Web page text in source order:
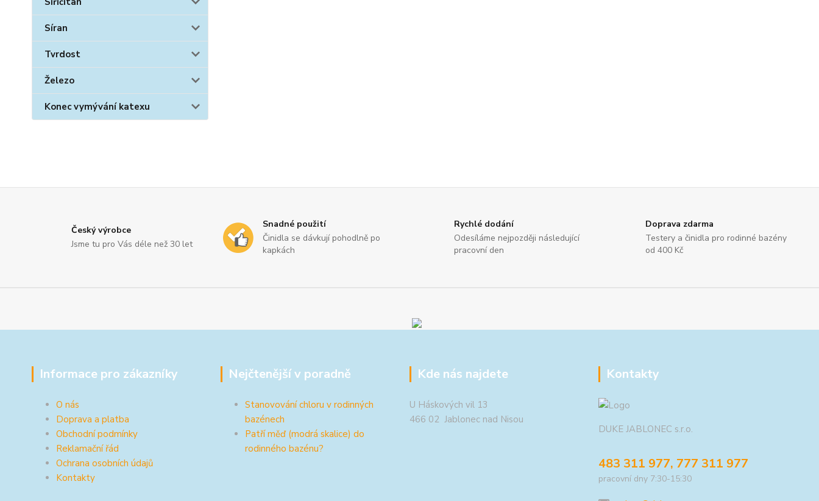
Síran
Tvrdost
Železo
Konec vymývání katexu
Český výrobce
Jsme tu pro Vás déle než 30 let
Snadné použití
Činidla se dávkují pohodlně po
kapkách
Rychlé dodání
Odesíláme nejpozději následující
pracovní den
Doprava zdarma
Testery a činidla pro rodinné bazény
od 400 Kč
Informace pro zákazníky
O nás
Doprava a platba
Obchodní podmínky
Reklamační řád
Ochrana osobních údajů
Kontakty
Nejčtenější v poradně
Stanovování chloru v rodinných
bazénech
Patří měď (modrá skalice) do
rodinného bazénu?
Kde nás najdete
U Háskových vil 13
466 02 Jablonec nad Nisou
Kontakty
DUKE JABLONEC s.r.o.
483 311 977, 777 311 977
pracovní dny 7:30-15:30